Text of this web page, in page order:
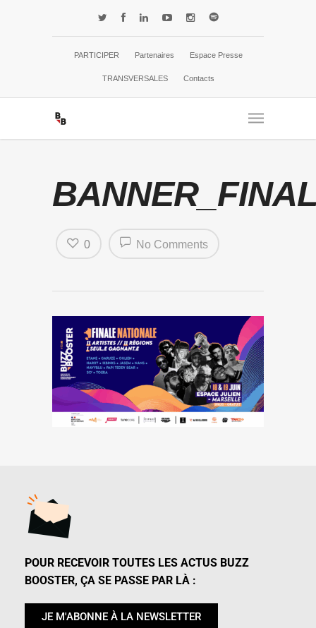
PARTICIPER Partenaires Espace Presse
TRANSVERSALES Contacts
No Comments
0
POUR RECEVOIR TOUTES LES ACTUS BUZZ
BOOSTER, ÇA SE PASSE PAR LÀ :
JE M'ABONNE À LA NEWSLETTER